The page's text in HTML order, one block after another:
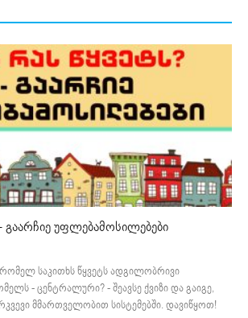
გაარჩიე უფლებამოსილებები
საკითხს წყვეტს ადგილობრივი
- ცენტრალური? - შეავსე ქვიზი და გაიგე,
მმართველობით სისტემებში. დავიწყოთ!